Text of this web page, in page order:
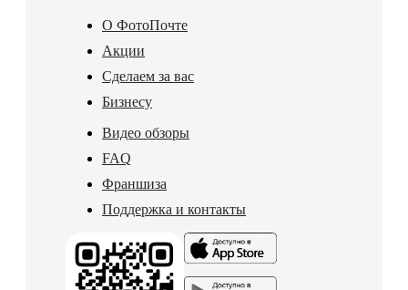
О ФотоПочте
Акции
Сделаем за вас
Бизнесу
Видео обзоры
FAQ
Франшиза
Поддержка и контакты